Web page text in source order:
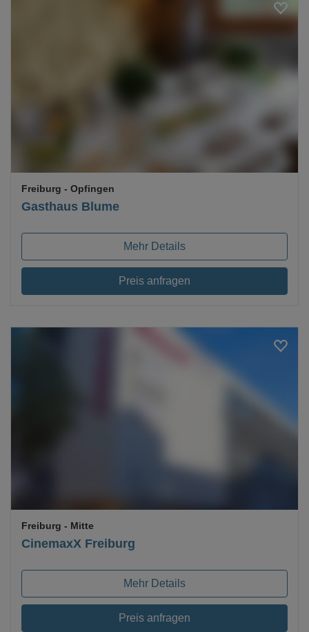
Gasthaus Blume
Freiburg - Opfingen
Mehr Details
Preis anfragen
CinemaxX Freiburg
Freiburg - Mitte
Mehr Details
Preis anfragen